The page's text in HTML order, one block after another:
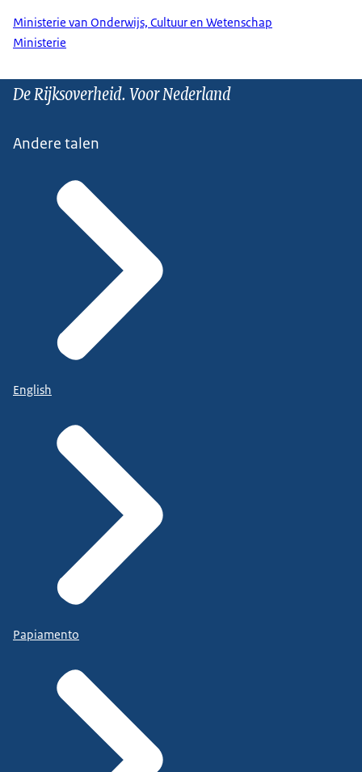
Ministerie van Onderwijs, Cultuur en Wetenschap
Ministerie
De Rijksoverheid. Voor Nederland
Andere talen
English
Papiamento